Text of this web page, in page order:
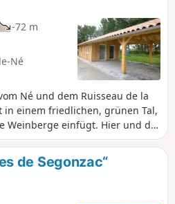
-72 m
Né
Né und dem Ruisseau de la
einem friedlichen, grünen Tal,
Weinberge einfügt. Hier und da
auf das Dorf, den Dolmen,
Dörfer. Und jede
Reiz...
de Segonzac“